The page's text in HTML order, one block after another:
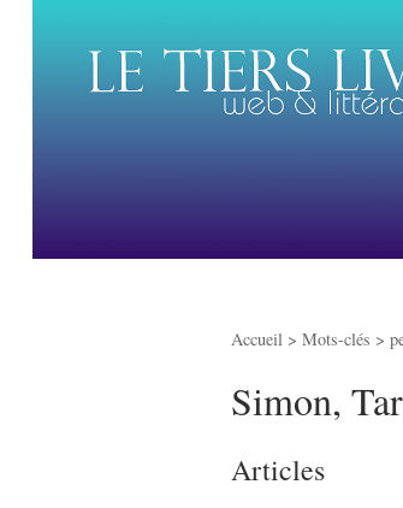
Accueil > Mots-clés >
Simon,
Articles